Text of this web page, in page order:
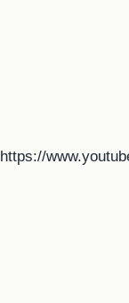
https://